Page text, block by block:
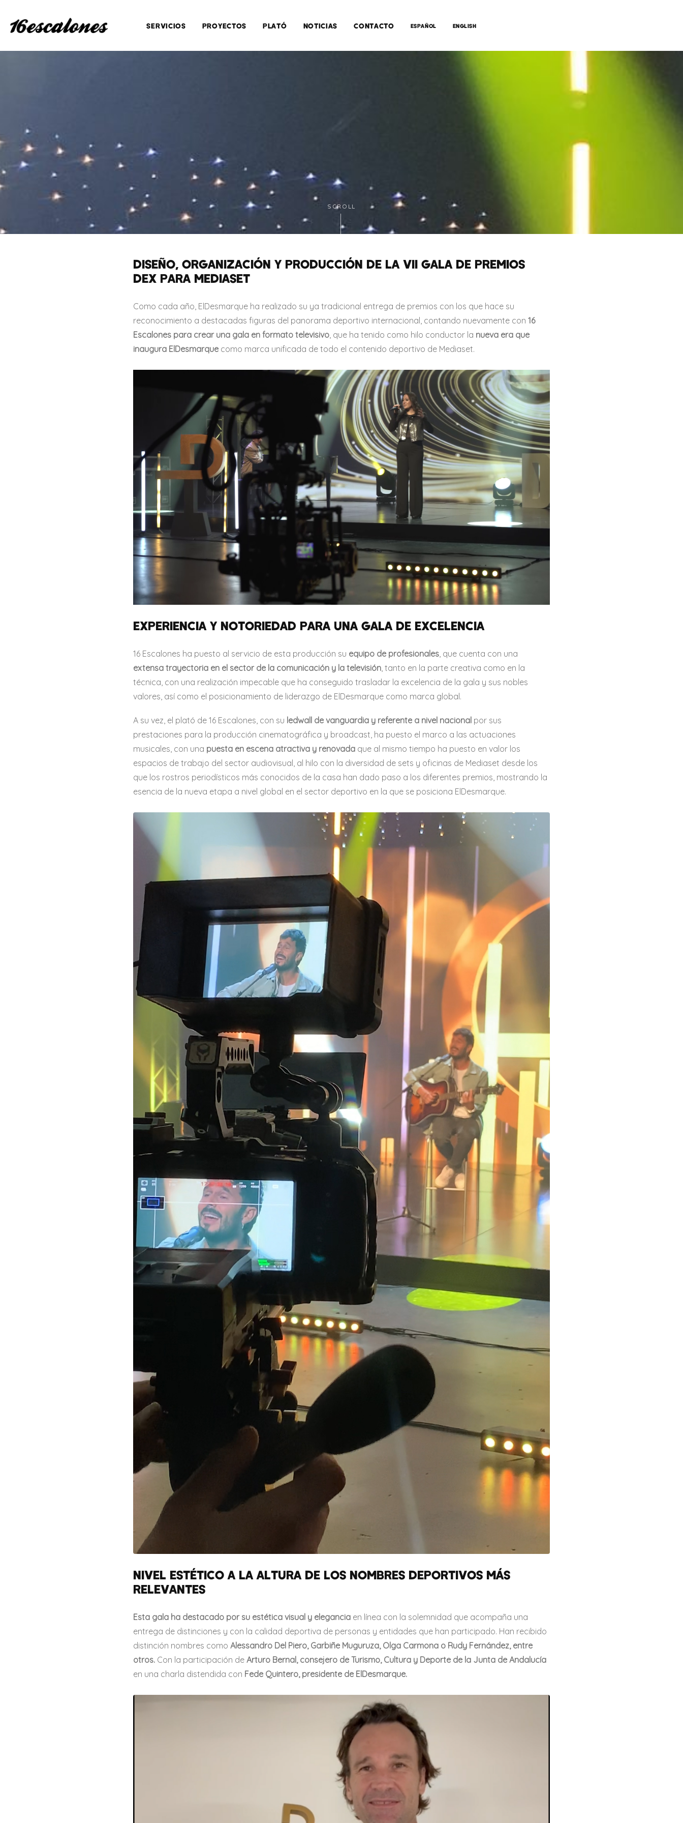
SERVICIOS PROYECTOS PLATÓ NOTICIAS CONTACTO ESPAÑOL ENGLISH
SCROLL
DISEÑO, ORGANIZACIÓN Y PRODUCCIÓN DE LA VII GALA DE PREMIOS
DEX PARA MEDIASET
Como cada año, ElDesmarque ha realizado su ya tradicional entrega de premios con los que hace su
reconocimiento a destacadas figuras del panorama deportivo internacional, contando nuevamente con 16
Escalones para crear una gala en formato televisivo, que ha tenido como hilo conductor la nueva era que
inaugura ElDesmarquecomo marca unificada de todo el contenido deportivo de Mediaset.
EXPERIENCIA Y NOTORIEDAD PARA UNA GALA DE EXCELENCIA
16 Escalones ha puesto al servicio de esta producción su equipo de profesionales, que cuenta con una
extensa trayectoria en el sector de la comunicación y la televisión, tanto en la parte creativa como en la
técnica, con una realización impecable que ha conseguido trasladar la excelencia de la gala y sus nobles
valores, así como el posicionamiento de liderazgo de ElDesmarque como marca global.
A su vez, el plató de 16 Escalones, con su ledwall de vanguardia y referente a nivel nacionalpor sus
prestaciones para la producción cinematográfica y broadcast, ha puesto el marco a las actuaciones
musicales, con una puesta en escena atractiva y renovadaque al mismo tiempo ha puesto en valor los
espacios de trabajo del sector audiovisual, al hilo con la diversidad de sets y oficinas de Mediaset desde los
que los rostros periodísticos más conocidos de la casa han dado paso a los diferentes premios, mostrando la
esencia de la nueva etapa a nivel global en el sector deportivo en la que se posiciona ElDesmarque.
NIVEL ESTÉTICO A LA ALTURA DE LOS NOMBRES DEPORTIVOS MÁS
RELEVANTES
Esta gala ha destacado por su estética visual y eleganciaen línea con la solemnidad que acompaña una
entrega de distinciones y con la calidad deportiva de personas y entidades que han participado. Han recibido
distinción nombres como Alessandro Del Piero, Garbiñe Muguruza, Olga Carmona o Rudy Fernández, entre
otros.Con la participación de Arturo Bernal, consejero de Turismo, Cultura y Deporte de la Junta de Andalucía
en una charla distendida con Fede Quintero, presidente de ElDesmarque.